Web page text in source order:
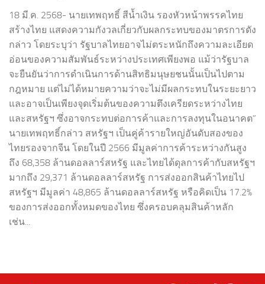
18 มี.ค. 2568- นายเทพฤทธิ์ สีน้ำเงิน รองหัวหน้าพรรคไทย
สร้างไทย แสดงความกังวลเกี่ยวกับผลกระทบของมาตรการดัง
กล่าว โดยระบุว่า รัฐบาลไทยอาจไม่ตระหนักถึงความละเอียด
อ่อนของความสัมพันธ์ระหว่างประเทศเพียงพอ แม้ว่ารัฐบาล
จะยืนยันว่าการดำเนินการด้านสิทธิมนุษยชนนั้นเป็นไปตาม
กฎหมาย แต่ไม่ได้หมายความว่าจะไม่มีผลกระทบในระยะยาว
และอาจเป็นเพียงจุดเริ่มต้นของความตึงเครียดระหว่างไทย
และสหรัฐฯ ซึ่งอาจกระทบต่อการค้าและการลงทุนในอนาคต”
นายเทพฤทธิ์กล่าว สหรัฐฯ เป็นคู่ค้ารายใหญ่อันดับสองของ
ไทยรองจากจีน โดยในปี 2566 มีมูลค่าการค้าระหว่างกันสูง
ถึง 68,358 ล้านดอลลาร์สหรัฐ และไทยได้ดุลการค้ากับสหรัฐฯ
มากถึง 29,371 ล้านดอลลาร์สหรัฐ การส่งออกสินค้าไทยไป
สหรัฐฯ มีมูลค่า 48,865 ล้านดอลลาร์สหรัฐ หรือคิดเป็น 17.2%
ของการส่งออกทั้งหมดของไทย ซึ่งครอบคลุมสินค้าหลัก
เช่น...